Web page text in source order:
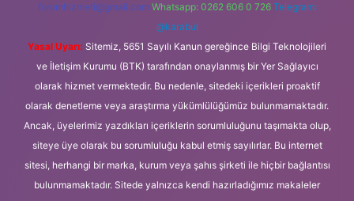
forumhizmeti@gmail.com Whatsapp: 0262 606 0 726 Telegram:
@karabul
Yasal Uyarı: Sitemiz, 5651 Sayılı Kanun gereğince Bilgi Teknolojileri
ve İletişim Kurumu (BTK) tarafından onaylanmış bir Yer Sağlayıcı
olarak hizmet vermektedir. Bu nedenle, sitedeki içerikleri proaktif
olarak denetleme veya araştırma yükümlülüğümüz bulunmamaktadır.
Ancak, üyelerimiz yazdıkları içeriklerin sorumluluğunu taşımakta olup,
siteye üye olarak bu sorumluluğu kabul etmiş sayılırlar. Bu internet
sitesi, herhangi bir marka, kurum veya şahıs şirketi ile hiçbir bağlantısı
bulunmamaktadır. Sitede yalnızca kendi hazırladığımız makaleler